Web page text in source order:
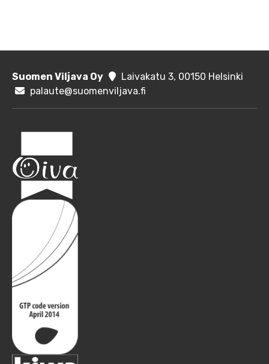
Suomen Viljava Oy
Laivakatu 3, 00150 Helsinki
palaute@suomenviljava.fi